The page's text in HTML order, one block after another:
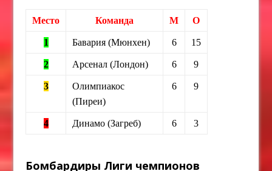
Место Команда М О
1 Бавария (Мюнхен) 6 15
2 Арсенал (Лондон) 6 9
3
Олимпиакос
(Пиреи)
6 9
4 Динамо (Загреб) 6 3
Бомбардиры Лиги чемпионов